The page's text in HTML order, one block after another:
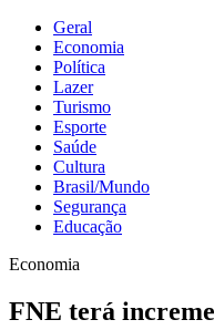
Geral
Economia
Política
Lazer
Turismo
Esporte
Saúde
Cultura
Brasil/Mundo
Segurança
Educação
Economia
FNE terá